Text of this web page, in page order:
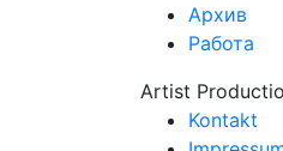
Архив
Работа
Artist
Kontakt